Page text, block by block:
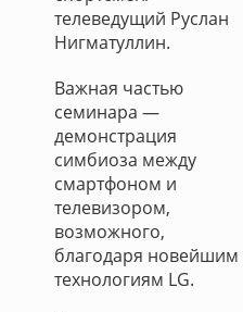
телеведущий Руслан
Нигматуллин.
Важная частью
семинара —
демонстрация
симбиоза между
смартфоном и
телевизором,
возможного,
благодаря новейшим
технологиям LG.